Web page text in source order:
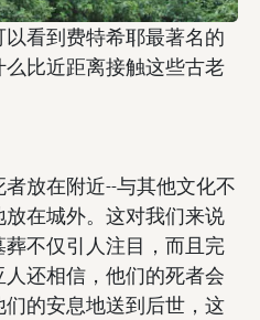
看到费特希耶最著名的
比近距离接触这些古老
放在附近--与其他文化不
在城外。这对我们来说
不仅引人注目，而且完
还相信，他们的死者会
的安息地送到后世，这